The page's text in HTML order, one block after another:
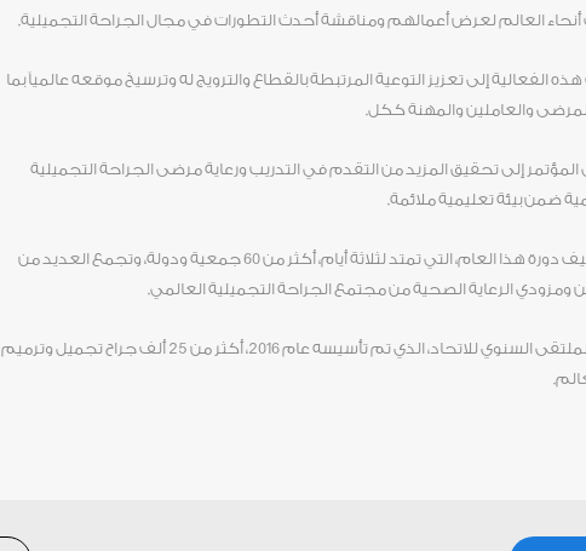
العالم لعرض أعمالهم ومناقشة أحدث التطورات في مجال الجراحة التجميلية.
الفعالية إلى تعزيز التوعية المرتبطة بالقطاع والترويج له وترسيخ موقعه عالمياً بما
والعاملين والمهنة ككل.
إلى تحقيق المزيد من التقدم في التدريب ورعاية مرضى الجراحة التجميلية
ضمن بيئة تعليمية ملائمة.
وتستضيف دورة هذا العام، التي تمتد لثلاثة أيام، أكثر من 60 جمعية ودولة، وتجمع العديد من
ومزودي الرعاية الصحية من مجتمع الجراحة التجميلية العالمي.
ويمثّل الملتقى السنوي للاتحاد، الذي تم تأسيسه عام 2016، أكثر من 25 ألف جراح تجميل وترميم